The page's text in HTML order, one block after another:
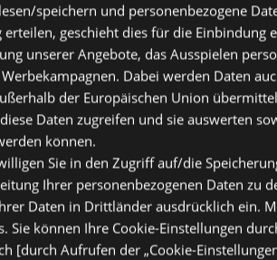
speichern und personenbezogene
geschieht dies für die Einbindung
unserer Angebote, das Ausspielen
Dabei werden Daten
der Europäischen Union
Daten zugreifen und sie auswerten
können.
Sie in den Zugriff auf/die
Ihrer personenbezogenen Daten zu
Daten in Drittländer ausdrücklich ein.
Sie können Ihre Cookie-Einstellungen
[durch Aufrufen der „Cookie-